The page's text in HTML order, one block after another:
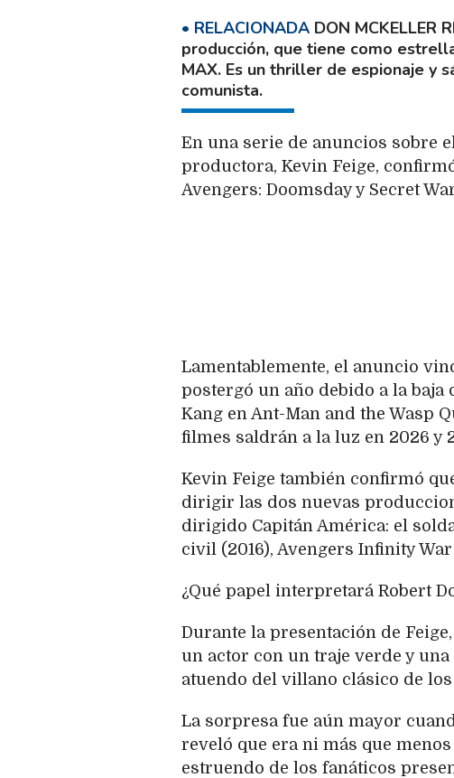
DON MCKELLER
producción, que tiene como
MAX. Es un thriller de espionaje y
comunista.
En una serie de anuncios sobre
productora, Kevin Feige,
Avengers: Doomsday y Secret
Lamentablemente, el anuncio
postergó un año debido a la
Kang en Ant-Man and the Wasp
filmes saldrán a la luz en 2026 y
Kevin Feige también confirmó
dirigir las dos nuevas
dirigido Capitán América: el
civil (2016), Avengers Infinity War
¿Qué papel interpretará Robert
Durante la presentación de
un actor con un traje verde y
atuendo del villano clásico de
La sorpresa fue aún mayor
reveló que era ni más que
estruendo de los fanáticos